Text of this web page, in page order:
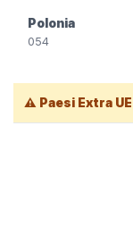
Polonia
054
⚠️ Paesi Extra UE